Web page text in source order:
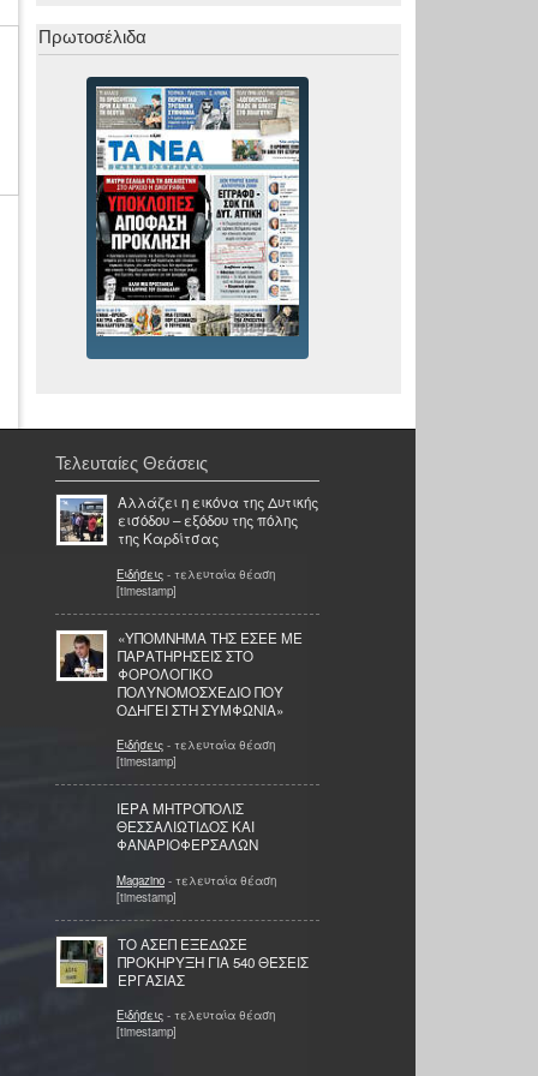
Πρωτοσέλιδα
Τελευταίες Θεάσεις
Αλλάζει η εικόνα της Δυτικής
εισόδου – εξόδου της πόλης
της Καρδίτσας
Ειδήσεις - τελευταία θέαση
[timestamp]
«ΥΠΟΜΝΗΜΑ ΤΗΣ ΕΣΕΕ ΜΕ
ΠΑΡΑΤΗΡΗΣΕΙΣ ΣΤΟ
ΦΟΡΟΛΟΓΙΚΟ
ΠΟΛΥΝΟΜΟΣΧΕΔΙΟ ΠΟΥ
ΟΔΗΓΕΙ ΣΤΗ ΣΥΜΦΩΝΙΑ»
Ειδήσεις - τελευταία θέαση
[timestamp]
ΙΕΡΑ ΜΗΤΡΟΠΟΛΙΣ
ΘΕΣΣΑΛΙΩΤΙΔΟΣ ΚΑΙ
ΦΑΝΑΡΙΟΦΕΡΣΑΛΩΝ
Magazino - τελευταία θέαση
[timestamp]
ΤΟ ΑΣΕΠ ΕΞΕΔΩΣΕ
ΠΡΟΚΗΡΥΞΗ ΓΙΑ 540 ΘΕΣΕΙΣ
ΕΡΓΑΣΙΑΣ
Ειδήσεις - τελευταία θέαση
[timestamp]